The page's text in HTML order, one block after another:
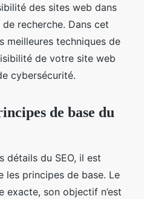
des sites web dans
recherche. Dans cet
meilleures techniques de
de votre site web
cybersécurité.
de base du
détails du SEO, il est
les principes de base. Le
exacte, son objectif n’est